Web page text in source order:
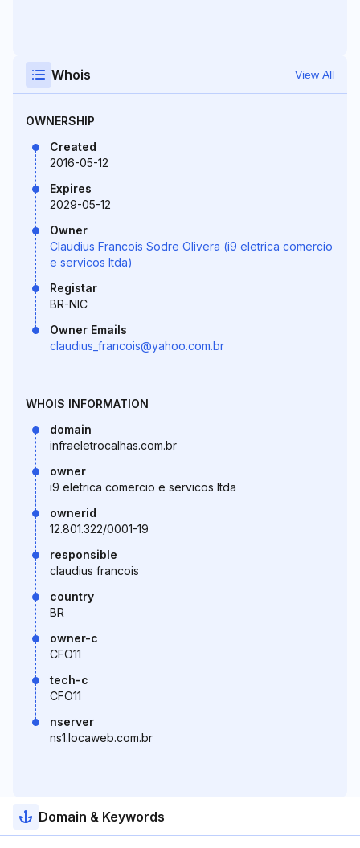
Whois View All
OWNERSHIP
Created
2016-05-12
Expires
2029-05-12
Owner
Claudius Francois Sodre Olivera (i9 eletrica comercio
e servicos ltda)
Registar
BR-NIC
Owner Emails
claudius_francois@yahoo.com.br
WHOIS INFORMATION
domain
infraeletrocalhas.com.br
owner
i9 eletrica comercio e servicos ltda
ownerid
12.801.322/0001-19
responsible
claudius francois
country
BR
owner-c
CFO11
tech-c
CFO11
nserver
ns1.locaweb.com.br
Domain & Keywords